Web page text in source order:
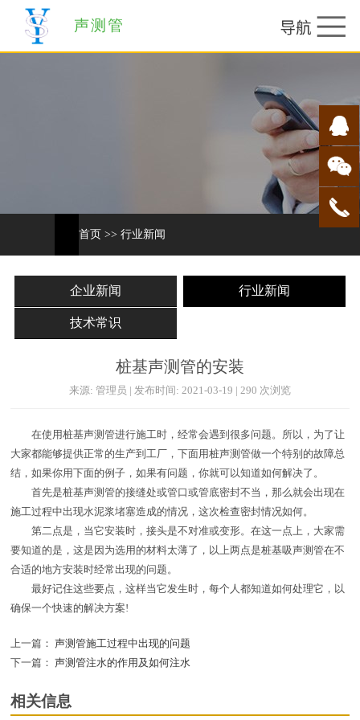
声测管
首页 >> 行业新闻
企业新闻 行业新闻
技术常识
桩基声测管的安装
来源: 管理员 | 发布时间: 2021-03-19 | 290 次浏览
在使用桩基声测管进行施工时，经常会遇到很多问题。所以，为了让
大家都能够提供正常的生产到工厂，下面用桩声测管做一个特别的故障总
结，如果你用下面的例子，如果有问题，你就可以知道如何解决了。
首先是桩基声测管的接缝处或管口或管底密封不当，那么就会出现在
施工过程中出现水泥浆堵塞造成的情况，这次检查密封情况如何。
第二点是，当它安装时，接头是不对准或变形。在这一点上，大家需
要知道的是，这是因为选用的材料太薄了，以上两点是桩基吸声测管在不
合适的地方安装时经常出现的问题。
最好记住这些要点，这样当它发生时，每个人都知道如何处理它，以
确保一个快速的解决方案!
上一篇： 声测管施工过程中出现的问题
下一篇： 声测管注水的作用及如何注水
相关信息